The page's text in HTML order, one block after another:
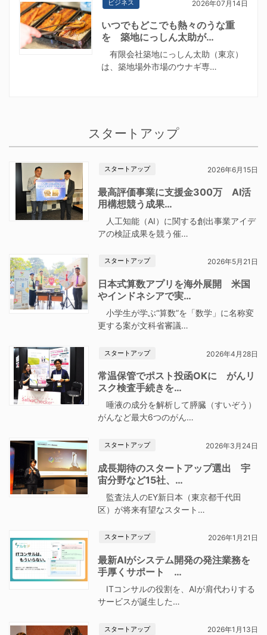
ビジネス 2026年07月14日
いつでもどこでも熱々のうな重
を 築地にっしん太助が…
有限会社築地にっしん太助（東京）
は、築地場外市場のウナギ専…
スタートアップ
スタートアップ 2026年6月15日
最高評価事業に支援金300万 AI活
用構想競う成果…
人工知能（AI）に関する創出事業アイデ
アの検証成果を競う催…
スタートアップ 2026年5月21日
日本式算数アプリを海外展開 米国
やインドネシアで実…
小学生が学ぶ“算数”を「数学」に名称変
更する案が文科省審議…
スタートアップ 2026年4月28日
常温保管でポスト投函OKに がんリ
スク検査手続きを…
唾液の成分を解析して膵臓（すいぞう）
がんなど最大6つのがん…
スタートアップ 2026年3月24日
成長期待のスタートアップ選出 宇
宙分野など15社、…
監査法人のEY新日本（東京都千代田
区）が将来有望なスタート…
スタートアップ 2026年1月21日
最新AIがシステム開発の発注業務を
手厚くサポート …
ITコンサルの役割を、AIが肩代わりする
サービスが誕生した…
スタートアップ 2026年1月13日